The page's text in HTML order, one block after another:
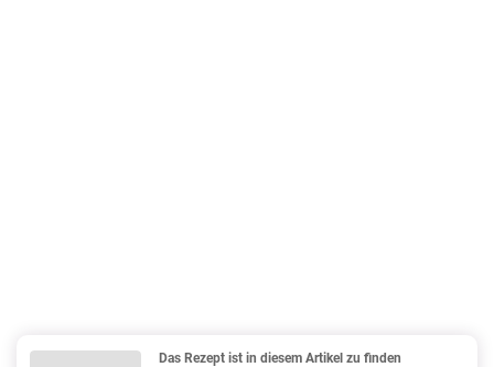
Das Rezept ist in diesem Artikel zu finden